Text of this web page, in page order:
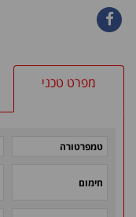
מפרט טכני
טמפרטורה
חימום